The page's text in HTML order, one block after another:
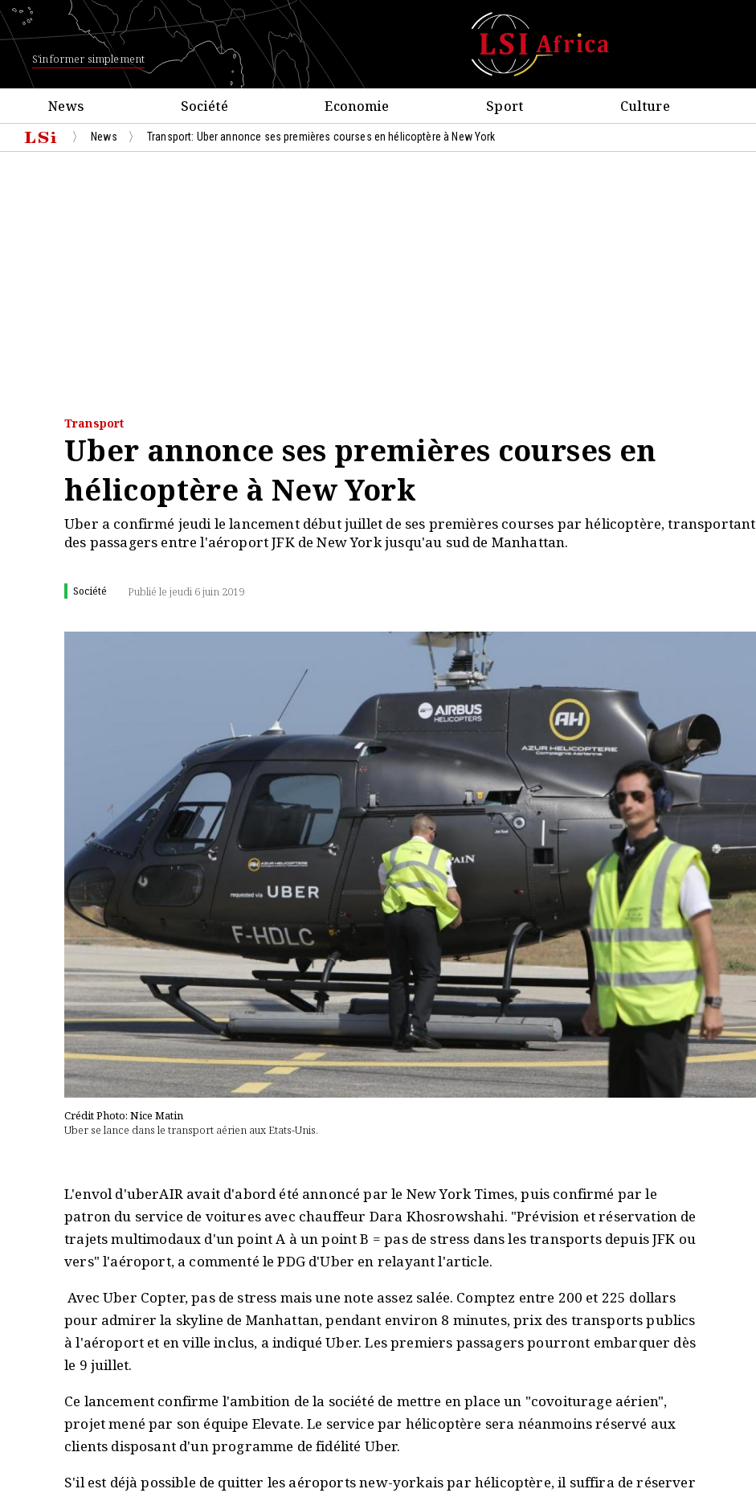
S'informer simplement
News Société Economie Sport Culture
News Transport: Uber annonce ses premières courses en hélicoptère à New York
Transport
Uber annonce ses premières courses en
hélicoptère à New York
Uber a confirmé jeudi le lancement début juillet de ses premières courses par hélicoptère, transportant
des passagers entre l'aéroport JFK de New York jusqu'au sud de Manhattan.
Société Publié le jeudi 6 juin 2019
Crédit Photo: Nice Matin
Uber se lance dans le transport aérien aux Etats-Unis.
L'envol d'uberAIR avait d'abord été annoncé par le New York Times, puis confirmé par le
patron du service de voitures avec chauffeur Dara Khosrowshahi. "Prévision et réservation de
trajets multimodaux d'un point A à un point B = pas de stress dans les transports depuis JFK ou
vers" l'aéroport, a commenté le PDG d'Uber en relayant l'article.
Avec Uber Copter, pas de stress mais une note assez salée. Comptez entre 200 et 225 dollars
pour admirer la skyline de Manhattan, pendant environ 8 minutes, prix des transports publics
à l'aéroport et en ville inclus, a indiqué Uber. Les premiers passagers pourront embarquer dès
le 9 juillet.
Ce lancement confirme l'ambition de la société de mettre en place un "covoiturage aérien",
projet mené par son équipe Elevate. Le service par hélicoptère sera néanmoins réservé aux
clients disposant d'un programme de fidélité Uber.
S'il est déjà possible de quitter les aéroports new-yorkais par hélicoptère, il suffira de réserver